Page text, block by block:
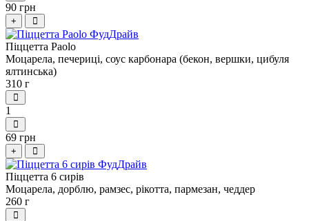
90 грн
+
Піццетта Paolo
Моцарела, печериці, соус карбонара (бекон, вершки, цибуля
ялтинська)
310 г
1
69 грн
+
Піццетта 6 сирів
Моцарела, дорблю, рамзес, рікотта, пармезан, чеддер
260 г